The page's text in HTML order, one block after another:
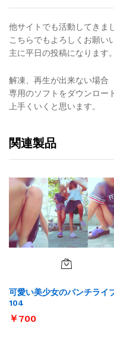
他サイトでも活動してきま
こちらでもよろしくお願い
主に平日の投稿になります。
解凍、再生が出来ない場合
専用のソフトをダウンロー
上手くいくと思います。
関連製品
可愛い美少女のパンチライ
104
￥700